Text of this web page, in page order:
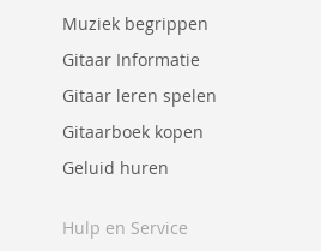
Muziek begrippen
Gitaar Informatie
Gitaar leren spelen
Gitaarboek kopen
Geluid huren
Hulp en Service